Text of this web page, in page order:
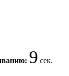
8 сек.